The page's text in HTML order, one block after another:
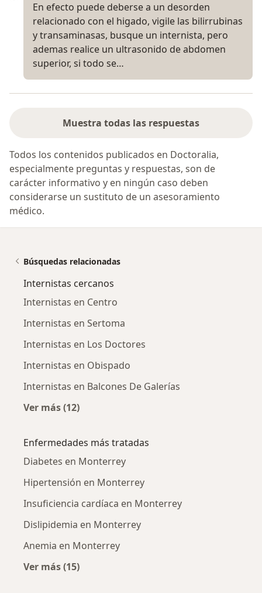
En efecto puede deberse a un desorden
relacionado con el higado, vigile las bilirrubinas
y transaminasas, busque un internista, pero
ademas realice un ultrasonido de abdomen
superior, si todo se…
Muestra todas las respuestas
Todos los contenidos publicados en Doctoralia,
especialmente preguntas y respuestas, son de
carácter informativo y en ningún caso deben
considerarse un sustituto de un asesoramiento
médico.
Búsquedas relacionadas
Internistas cercanos
Internistas en Centro
Internistas en Sertoma
Internistas en Los Doctores
Internistas en Obispado
Internistas en Balcones De Galerías
Ver más (12)
Enfermedades más tratadas
Diabetes en Monterrey
Hipertensión en Monterrey
Insuficiencia cardíaca en Monterrey
Dislipidemia en Monterrey
Anemia en Monterrey
Ver más (15)